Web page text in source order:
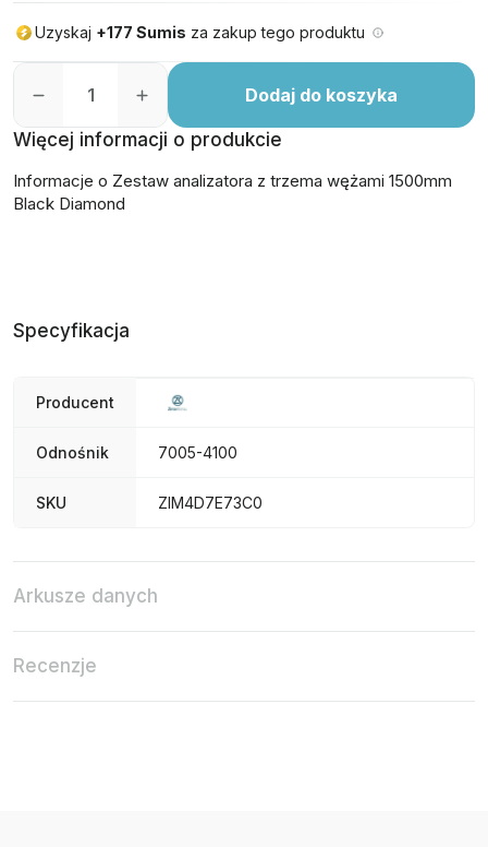
Uzyskaj +177 Sumis za zakup tego produktu
Dodaj do koszyka
Więcej informacji o produkcie
Informacje o Zestaw analizatora z trzema wężami 1500mm
Black Diamond
Specyfikacja
Producent
Odnośnik 7005-4100
SKU ZIM4D7E73C0
Arkusze danych
Recenzje